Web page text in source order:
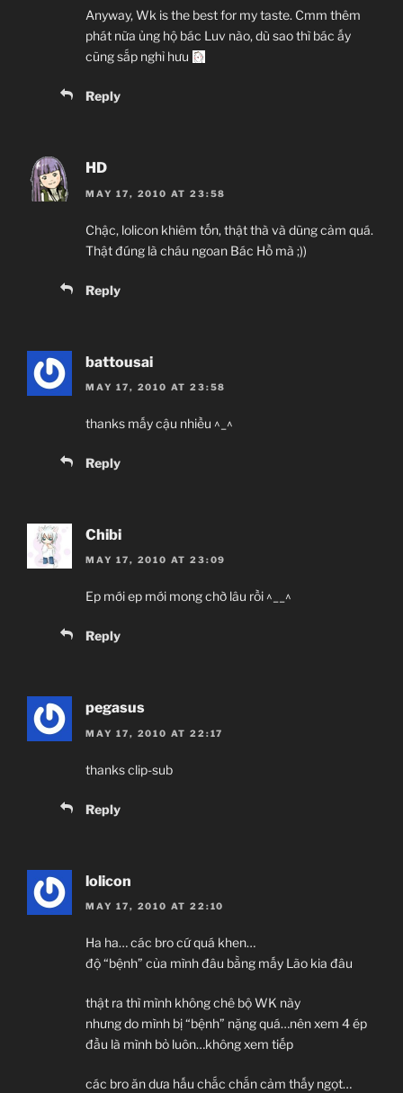
Anyway, Wk is the best for my taste. Cmm thêm
phát nữa ủng hộ bác Luv nào, dù sao thì bác ấy
cũng sắp nghỉ hưu
Reply
HD
MAY 17, 2010 AT 23:58
Chậc, lolicon khiêm tốn, thật thà và dũng cảm quá.
Thật đúng là cháu ngoan Bác Hồ mà ;))
Reply
battousai
MAY 17, 2010 AT 23:58
thanks mấy cậu nhiều ^_^
Reply
Chibi
MAY 17, 2010 AT 23:09
Ep mới ep mới mong chờ lâu rồi ^__^
Reply
pegasus
MAY 17, 2010 AT 22:17
thanks clip-sub
Reply
lolicon
MAY 17, 2010 AT 22:10
Ha ha… các bro cứ quá khen…
độ “bệnh” của mình đâu bằng mấy Lão kia đâu
thật ra thì mình không chê bộ WK này
nhưng do mình bị “bệnh” nặng quá…nên xem 4 ép
đầu là mình bỏ luôn…không xem tiếp
các bro ăn dưa hấu chắc chắn cảm thấy ngọt…